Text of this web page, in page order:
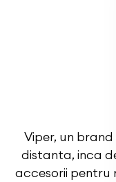
Viper, un
distanta, inca
accesorii pentru